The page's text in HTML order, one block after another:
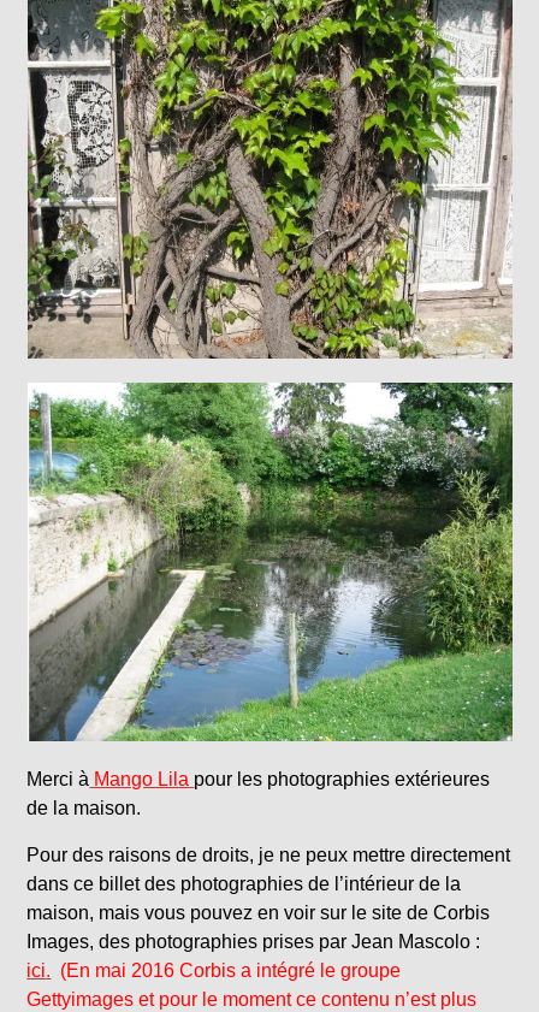
Merci à Mango Lila pour les photographies extérieures
de la maison.
Pour des raisons de droits, je ne peux mettre directement
dans ce billet des photographies de l’intérieur de la
maison, mais vous pouvez en voir sur le site de Corbis
Images, des photographies prises par Jean Mascolo :
ici. (En mai 2016 Corbis a intégré le groupe
Gettyimages et pour le moment ce contenu n’est plus